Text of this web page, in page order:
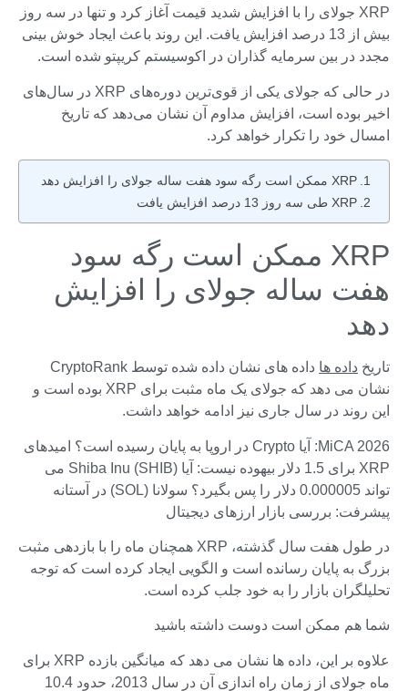
XRP جولای را با افزایش شدید قیمت آغاز کرد و تنها در سه روز
بیش از 13 درصد افزایش یافت. این روند باعث ایجاد خوش بینی
مجدد در بین سرمایه گذاران در اکوسیستم کریپتو شده است.
در حالی که جولای یکی از قوی‌ترین دوره‌های XRP در سال‌های
اخیر بوده است، افزایش مداوم آن نشان می‌دهد که تاریخ
امسال خود را تکرار خواهد کرد.
XRP ممکن است رگه سود هفت ساله جولای را افزایش دهد
XRP طی سه روز 13 درصد افزایش یافت
XRP ممکن است رگه سود
هفت ساله جولای را افزایش
دهد
تاریخ داده ها
داده های نشان داده شده توسط CryptoRank
نشان می دهد که جولای یک ماه مثبت برای XRP بوده است و
این روند در سال جاری نیز ادامه خواهد داشت.
MiCA 2026: آیا Crypto در اروپا به پایان رسیده است؟ امیدهای
XRP برای 1.5 دلار بیهوده نیست: آیا Shiba Inu (SHIB) می
تواند 0.000005 دلار را پس بگیرد؟ سولانا (SOL) در آستانه
پیشرفت: بررسی بازار ارزهای دیجیتال
در طول هفت سال گذشته، XRP همچنان ماه را با بازدهی مثبت
بزرگ به پایان رسانده است و الگویی ایجاد کرده است که توجه
تحلیلگران بازار را به خود جلب کرده است.
شما هم ممکن است دوست داشته باشید
علاوه بر این، داده ها نشان می دهد که میانگین بازده XRP برای
ماه جولای از زمان راه اندازی آن در سال 2013، حدود 10.4